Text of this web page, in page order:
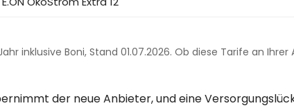
inklusive Boni, Stand 01.07.2026. Ob diese Tarife an
der neue Anbieter, und eine